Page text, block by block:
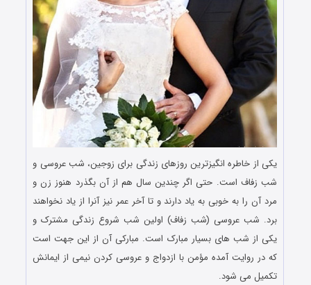
یکی از خاطره انگیزترین روزهای زندگی برای زوجین، شب عروسی و
شب زفاف است. حتی اگر چندین سال هم از آن بگذرد هنوز زن و
مرد آن را به خوبی به یاد دارند و تا آخر عمر نیز آنرا از یاد نخواهند
برد. شب عروسی (شب زفاف) اولین شب شروع زندگی مشترک و
یکی از شب های بسیار مبارک است. مبارکی آن از این جهت است
که در روایت آمده مؤمن با ازدواج و عروسی کردن نیمی از ایمانش
تکمیل می شود.